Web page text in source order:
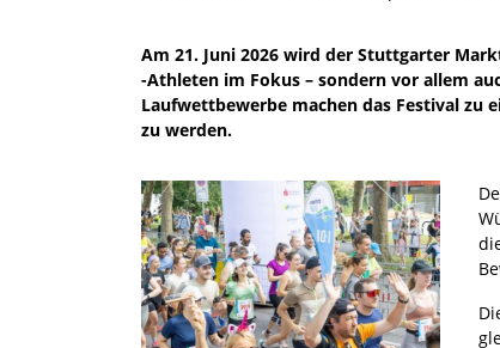
Am 21. Juni 2026 wird der Stuttgarter
-Athleten im Fokus – sondern vor allem
Laufwettbewerbe machen das Festival zu
zu werden.